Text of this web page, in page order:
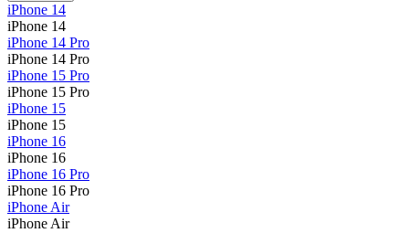
iPhone 14
iPhone 14
iPhone 14 Pro
iPhone 14 Pro
iPhone 15 Pro
iPhone 15 Pro
iPhone 15
iPhone 15
iPhone 16
iPhone 16
iPhone 16 Pro
iPhone 16 Pro
iPhone Air
iPhone Air